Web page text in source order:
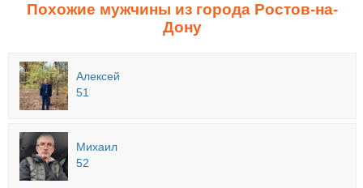
Похожие мужчины из города Ростов-на-
Дону
Алексей
51
Михаил
52